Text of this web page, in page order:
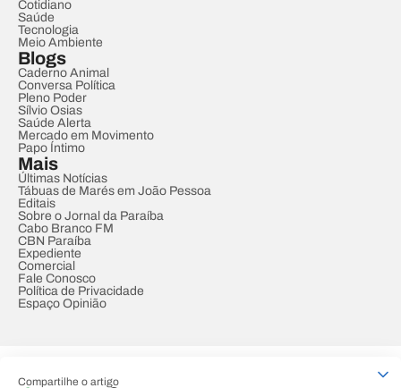
Compartilhe o artigo
Cotidiano
Saúde
Tecnologia
Meio Ambiente
Blogs
Caderno Animal
Conversa Política
Pleno Poder
Sílvio Osias
Saúde Alerta
Mercado em Movimento
Papo Íntimo
Mais
Últimas Notícias
Tábuas de Marés em João Pessoa
Editais
Sobre o Jornal da Paraíba
Cabo Branco FM
CBN Paraíba
Expediente
Comercial
Fale Conosco
Política de Privacidade
Espaço Opinião